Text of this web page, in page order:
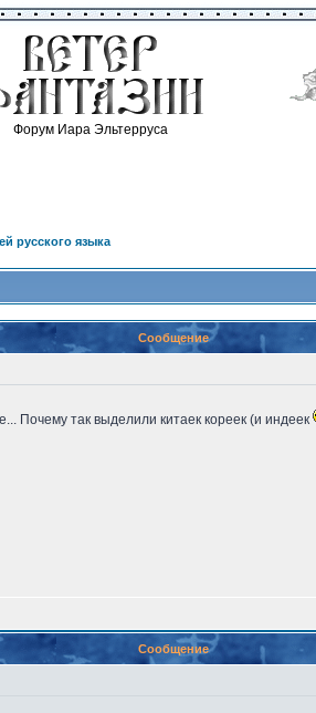
Форум Иара Эльтерруса
русского языка
Сообщение
Почему так выделили китаек кореек (и индеек
Сообщение